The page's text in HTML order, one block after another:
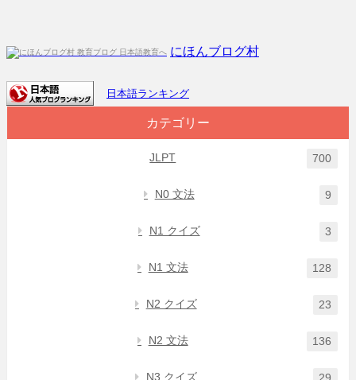
にほんブログ村
日本語ランキング
カテゴリー
JLPT 700
N0 文法 9
N1 クイズ 3
N1 文法 128
N2 クイズ 23
N2 文法 136
N3 クイズ